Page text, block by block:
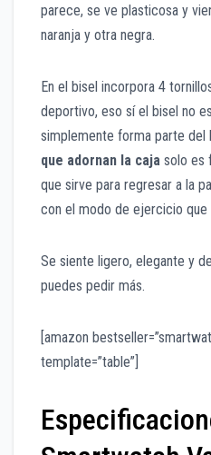
parece, se ve plasticosa y
naranja y otra negra.
En el bisel incorpora 4
deportivo, eso sí el bisel no
simplemente forma parte del
que adornan la caja solo es
que sirve para regresar a la
con el modo de ejercicio que
Se siente ligero, elegante y
puedes pedir más.
[amazon
template=”table”]